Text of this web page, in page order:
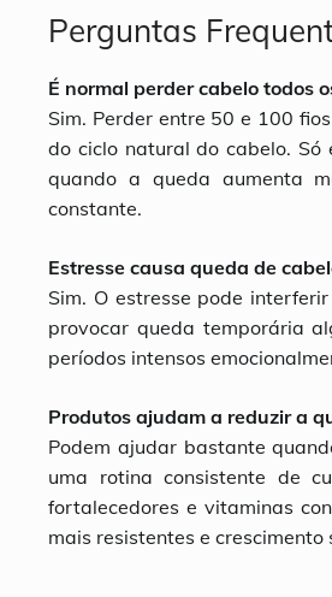
Perguntas
É normal perder cabelo todos
Sim. Perder entre 50 e 100
do ciclo natural do cabelo. Só
quando a queda aumenta
constante.
Estresse causa queda de
Sim. O estresse pode
provocar queda temporária
períodos intensos
Produtos ajudam a reduzir a
Podem ajudar bastante
uma rotina consistente de
fortalecedores e vitaminas
mais resistentes e crescimento